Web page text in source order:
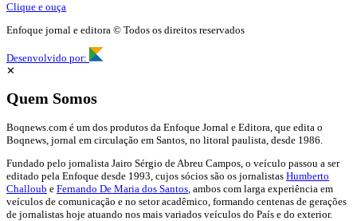
Clique e ouça
Enfoque jornal e editora © Todos os direitos reservados
Desenvolvido por:
✕
Quem Somos
Boqnews.com é um dos produtos da Enfoque Jornal e Editora, que edita o
Boqnews, jornal em circulação em Santos, no litoral paulista, desde 1986.
Fundado pelo jornalista Jairo Sérgio de Abreu Campos, o veículo passou a ser
editado pela Enfoque desde 1993, cujos sócios são os jornalistas Humberto
Challoub e Fernando De Maria dos Santos , ambos com larga experiência em
veículos de comunicação e no setor acadêmico, formando centenas de gerações
de jornalistas hoje atuando nos mais variados veículos do País e do exterior.